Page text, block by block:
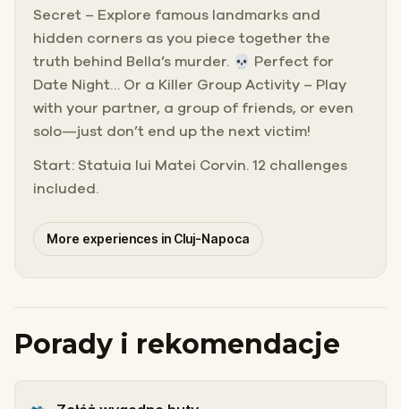
Secret – Explore famous landmarks and
hidden corners as you piece together the
truth behind Bella’s murder. 💀 Perfect for
Date Night… Or a Killer Group Activity – Play
with your partner, a group of friends, or even
solo—just don’t end up the next victim!
Start: Statuia lui Matei Corvin. 12 challenges
included.
More experiences in Cluj-Napoca
Porady i rekomendacje